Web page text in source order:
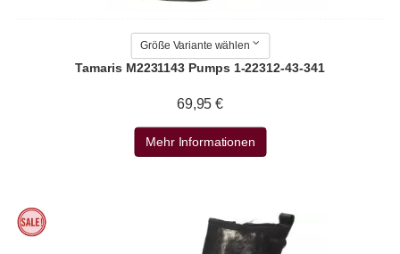
Größe Variante wählen
Tamaris M2231143 Pumps 1-22312-43-341
69,95 €
Mehr Informationen